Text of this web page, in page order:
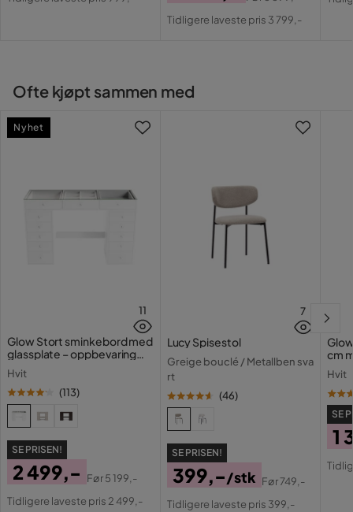
Pris
Original
Tidligere laveste pris 3 799,-
Ofte kjøpt sammen med
11
Glow Stort sminkebord med
glassplate – oppbevaring
med skuffer og rom 120 cm
Hvit
(113)
SE PRISEN!
Pris
2 499,-
Original
Før5 199,-
Tidligere laveste pris 2 499,-
Nyhet
7
Lucy Spisestol
Greige bouclé / Metallben sva
rt
(46)
SE PRISEN!
Pris
399,-/stk
Original
Før749,-
Tidligere laveste pris 399,-
cm
med
Hvit
SE
1